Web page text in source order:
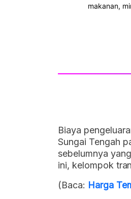
Biaya
Sungai Tengah
sebelumnya
ini, kelompok
(Baca: Harga